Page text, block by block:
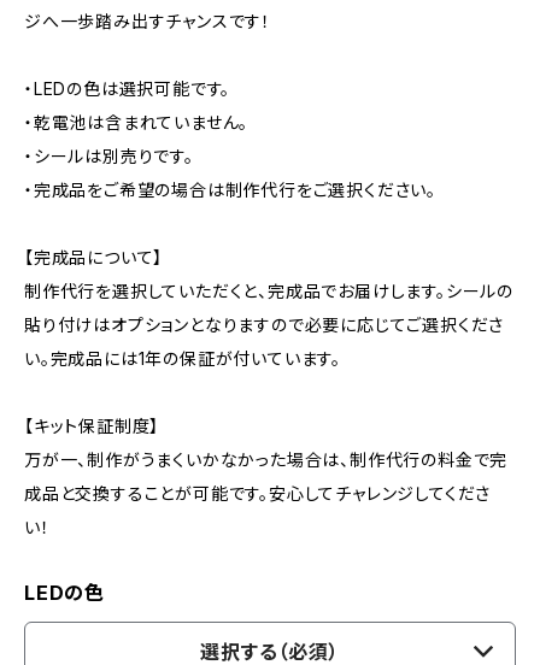
ジへ一歩踏み出すチャンスです！
・LEDの色は選択可能です。
・乾電池は含まれていません。
・シールは別売りです。
・完成品をご希望の場合は制作代行をご選択ください。
【完成品について】
制作代行を選択していただくと、完成品でお届けします。シールの
貼り付けはオプションとなりますので必要に応じてご選択くださ
い。完成品には1年の保証が付いています。
【キット保証制度】
万が一、制作がうまくいかなかった場合は、制作代行の料金で完
成品と交換することが可能です。安心してチャレンジしてくださ
い！
LEDの色
選択する（必須）